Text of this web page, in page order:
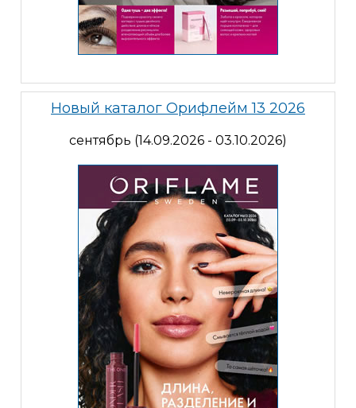
Новый каталог Орифлейм 13 2026
сентябрь (14.09.2026 - 03.10.2026)